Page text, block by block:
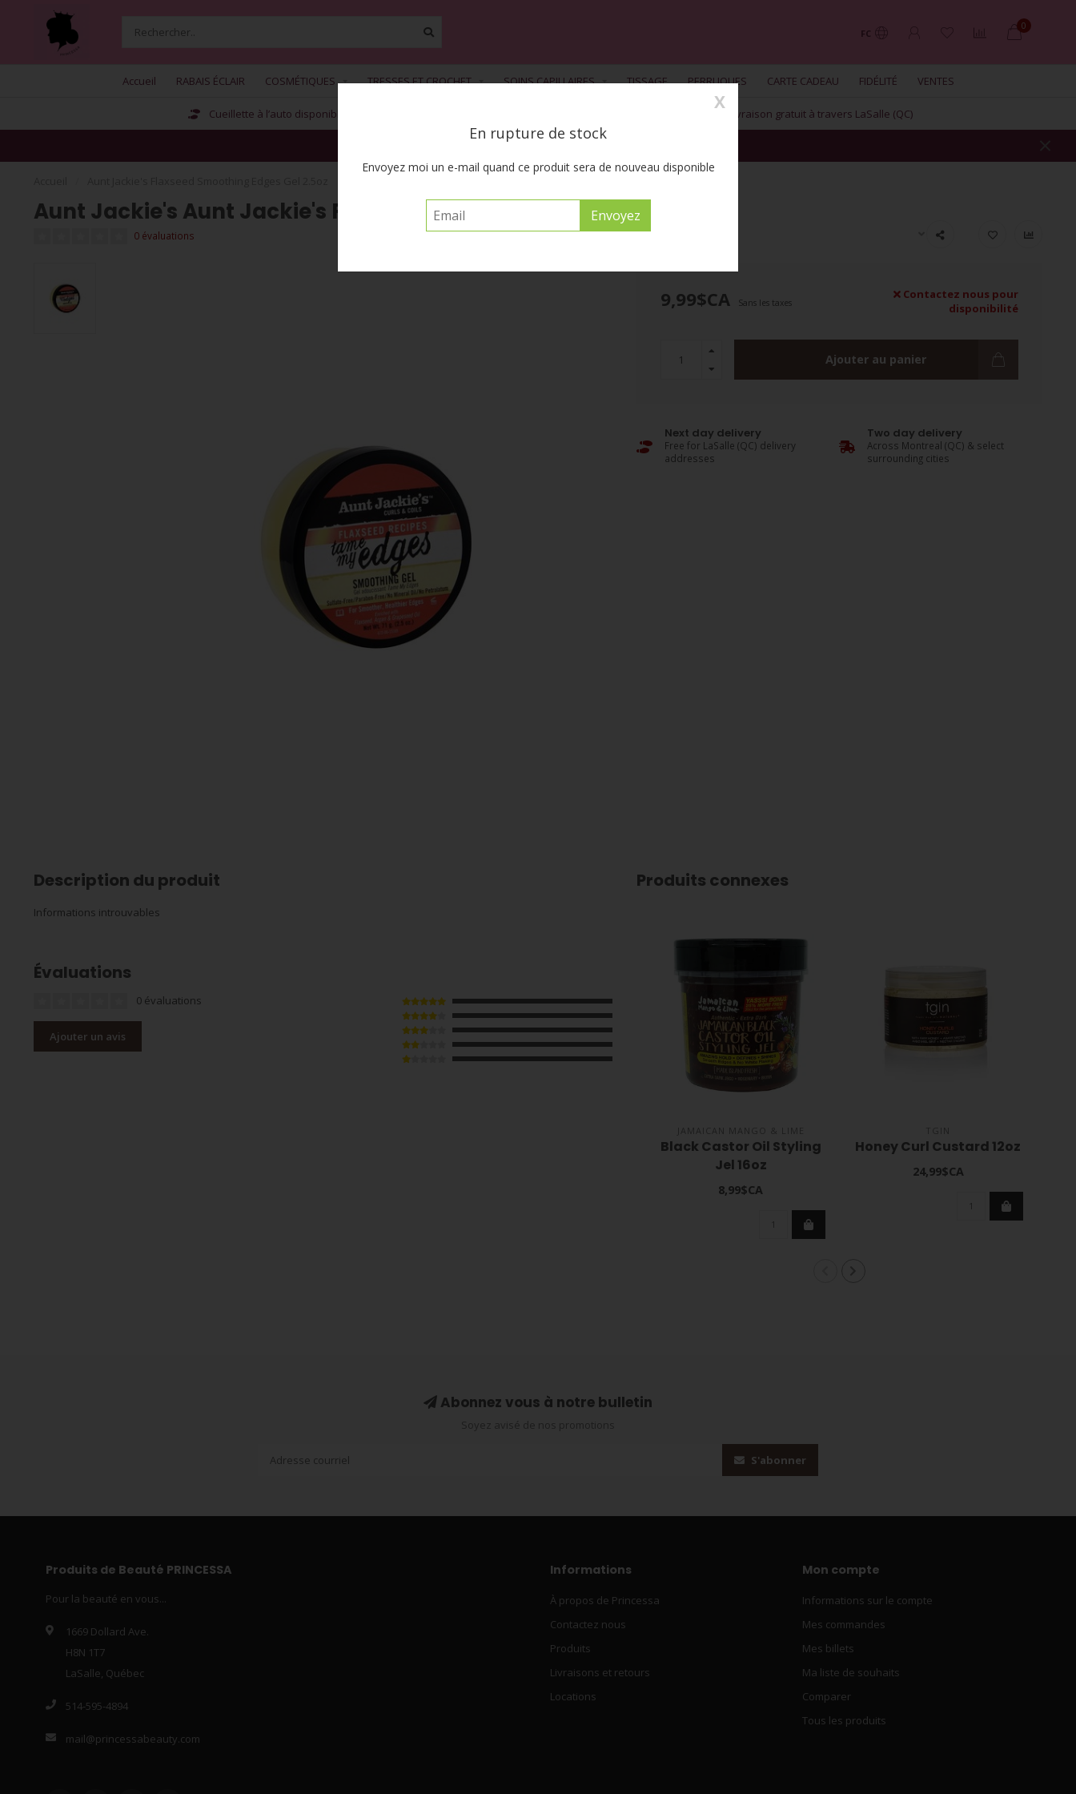
FC
0
Accueil RABAIS ÉCLAIR COSMÉTIQUES TRESSES ET CROCHET SOINS CAPILLAIRES TISSAGE PERRUQUES CARTE CADEAU FIDÉLITÉ VENTES
Cueillette à l’auto disponible Livraison gratuit à travers LaSalle (QC)
FREE SHIPPING ACROSS CANADA on orders of $55 or more before tax
Aunt Jackie's Aunt Jackie's Flaxseed Smoothing Edges Gel 2.5oz
0 évaluations AUNT JACKIE'S
9,99$CA Sans les taxes
Contactez nous pour
disponibilité
Ajouter au panier
Next day delivery
Free for LaSalle (QC) delivery
addresses
Two day delivery
Across Montreal (QC) & select
surrounding cities
Description du produit
Informations introuvables
Évaluations
0 évaluations
Ajouter un avis
Produits connexes
JAMAICAN MANGO & LIME
Black Castor Oil Styling
Jel 16oz
8,99$CA
TGIN
Honey Curl Custard 12oz
24,99$CA
Abonnez vous à notre bulletin
S'abonner
Produits de Beauté PRINCESSA
Pour la beauté en vous...
1669 Dollard Ave.
H8N 1T7
LaSalle, Québec
514-595-4894
mail@princessabeauty.com
Informations
À propos de Princessa
Contactez nous
Produits
Livraisons et retours
Locations
Mon compte
Informations sur le compte
Mes commandes
Mes billets
Ma liste de souhaits
Comparer
Tous les produits
En rupture de stock
Envoyez moi un e-mail quand ce produit sera de nouveau disponible
X